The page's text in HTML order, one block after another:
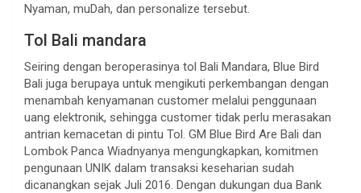
Nyaman, muDah, dan personalize tersebut.
Tol Bali mandara
Seiring dengan beroperasinya tol Bali Mandara, Blue Bird
Bali juga berupaya untuk mengikuti perkembangan dengan
menambah kenyamanan customer melalui penggunaan
uang elektronik, sehingga customer tidak perlu merasakan
antrian kemacetan di pintu Tol. GM Blue Bird Are Bali dan
Lombok Panca Wiadnyanya mengungkapkan, komitmen
pengunaan UNIK dalam transaksi keseharian sudah
dicanangkan sejak Juli 2016. Dengan dukungan dua Bank